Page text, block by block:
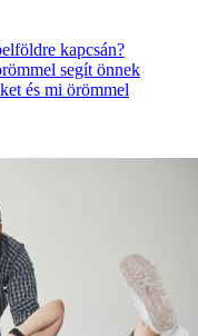
kapcsán?
segít önnek
és mi örömmel